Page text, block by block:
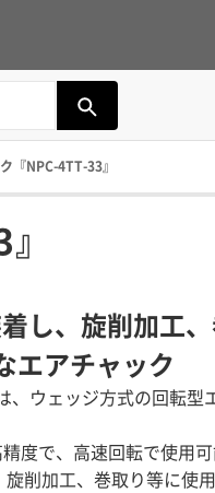
『NPC-4TT-33』
し、旋削加工
エアチャック
、ウェッジ方式の回転型
度で、高速回転で使用可
削加工、巻取り等に使用